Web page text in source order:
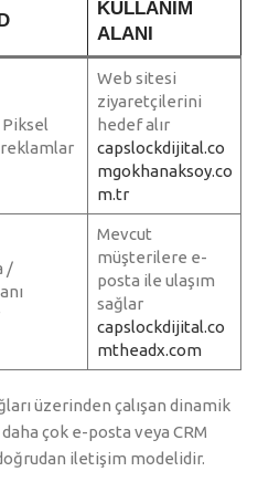
KULLANIM
ALANI
Web sitesi
ziyaretçilerini
hedef alır
capslockdijital.co
mgokhanaksoy.co
m.tr
/
Mevcut
müşterilere e-
posta ile ulaşım
sağlar
capslockdijital.co
mtheadx.com
üzerinden çalışan dinamik
çok e-posta veya CRM
iletişim modelidir.